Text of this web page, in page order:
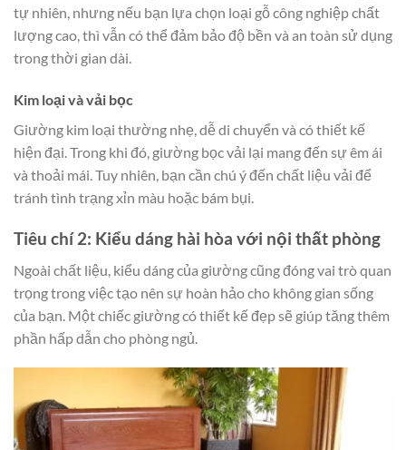
tự nhiên, nhưng nếu bạn lựa chọn loại gỗ công nghiệp chất
lượng cao, thì vẫn có thể đảm bảo độ bền và an toàn sử dụng
trong thời gian dài.
Kim loại và vải bọc
Giường kim loại thường nhẹ, dễ di chuyển và có thiết kế
hiện đại. Trong khi đó, giường bọc vải lại mang đến sự êm ái
và thoải mái. Tuy nhiên, bạn cần chú ý đến chất liệu vải để
tránh tình trạng xỉn màu hoặc bám bụi.
Tiêu chí 2: Kiểu dáng hài hòa với nội thất phòng
Ngoài chất liệu, kiểu dáng của giường cũng đóng vai trò quan
trọng trong việc tạo nên sự hoàn hảo cho không gian sống
của bạn. Một chiếc giường có thiết kế đẹp sẽ giúp tăng thêm
phần hấp dẫn cho phòng ngủ.